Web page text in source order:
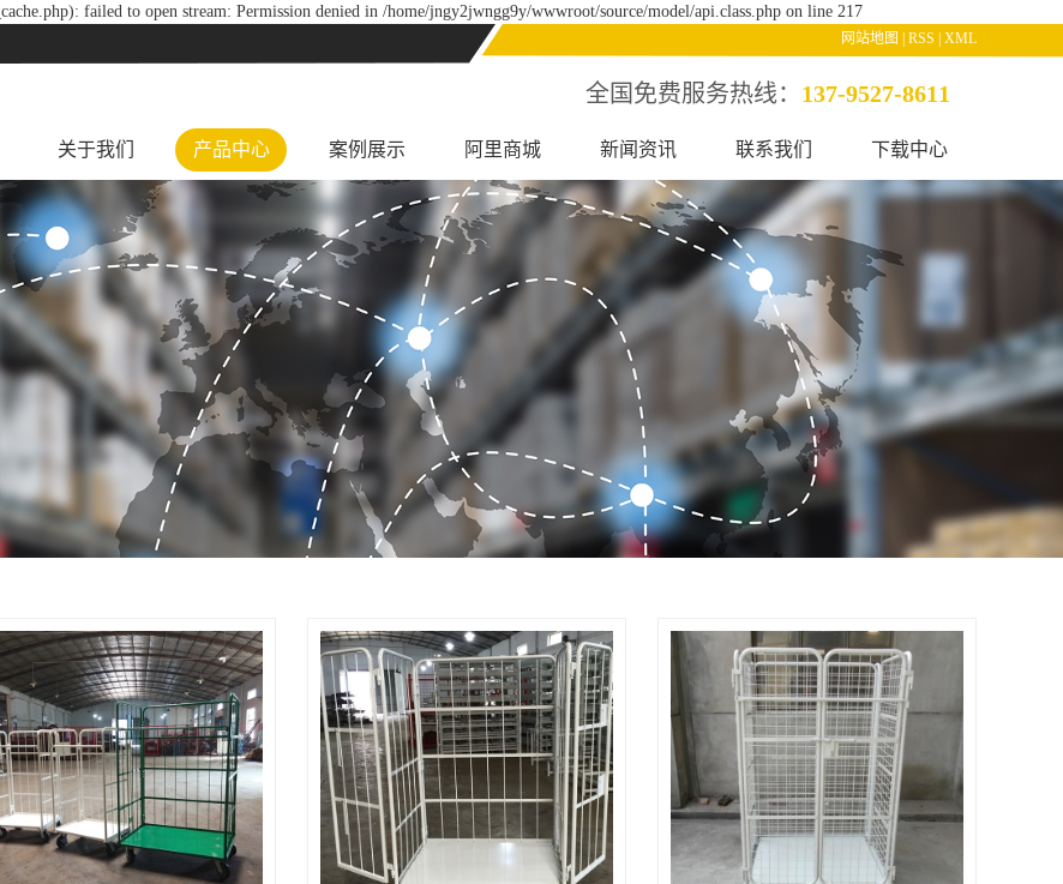
failed to open stream: Permission denied in /home/jngy2jwngg9y/wwwroot/source/model/api.class.php on line 217
网站地图 RSS XML
全国免费服务热线： 137-9527-8611
关于我们 产品中心 案例展示 阿里商城 新闻资讯 联系我们 下载中心